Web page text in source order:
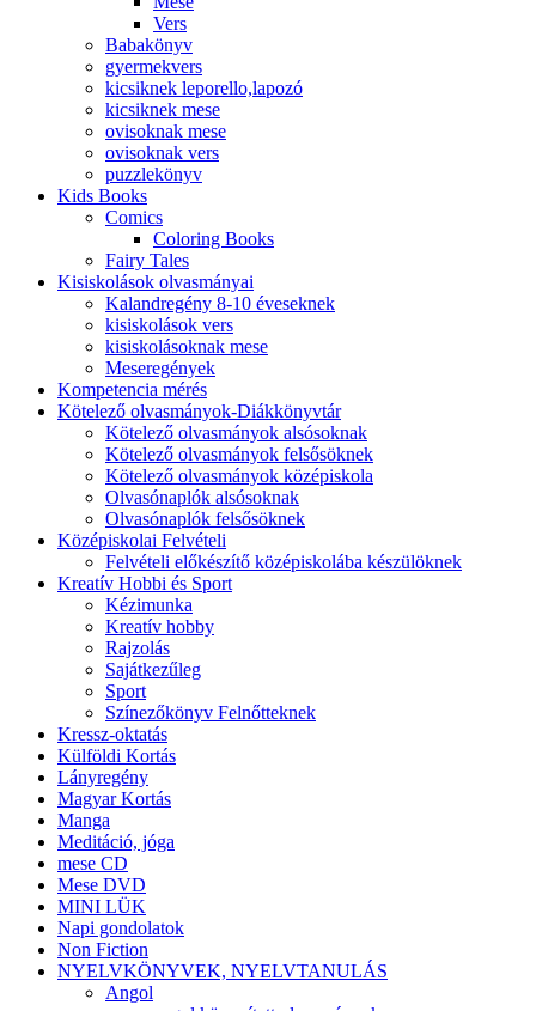
Vers
Babakönyv
gyermekvers
kicsiknek leporello,lapozó
kicsiknek mese
ovisoknak mese
ovisoknak vers
puzzlekönyv
Kids Books
Comics
Coloring Books
Fairy Tales
Kisiskolások olvasmányai
Kalandregény 8-10 éveseknek
kisiskolások vers
kisiskolásoknak mese
Meseregények
Kompetencia mérés
Kötelező olvasmányok-Diákkönyvtár
Kötelező olvasmányok alsósoknak
Kötelező olvasmányok felsősöknek
Kötelező olvasmányok középiskola
Olvasónaplók alsósoknak
Olvasónaplók felsősöknek
Középiskolai Felvételi
Felvételi előkészítő középiskolába készülöknek
Kreatív Hobbi és Sport
Kézimunka
Kreatív hobby
Rajzolás
Sajátkezűleg
Sport
Színezőkönyv Felnőtteknek
Kressz-oktatás
Külföldi Kortás
Lányregény
Magyar Kortás
Manga
Meditáció, jóga
mese CD
Mese DVD
MINI LÜK
Napi gondolatok
Non Fiction
NYELVKÖNYVEK, NYELVTANULÁS
Angol